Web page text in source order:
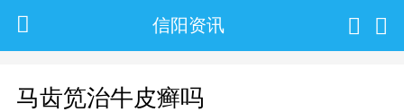
信阳资讯
马齿笕治牛皮癣吗